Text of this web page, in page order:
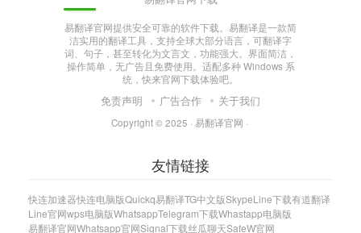
易翻译官网提供安全可靠的软件下载。易翻译是一款简
洁实用的翻译工具，支持全球大部分语言，可翻译字
词、句子，甚至转化为文言文，功能强大。界面简洁，
操作简单，无广告且免费使用。适配多种 Windows 系
统，快来官网下载体验吧。
免责声明 广告合作 关于我们
Copyright © 2025 · 易翻译官网 ·
友情链接
快连加速器快连电脑版Quickq易翻译TG中文版SkypeLine下载有道翻译
Line官网wps电脑版WhatsappTelegram下载Whastapp电脑版
易翻译官网Whatsapp官网Signal下载丝瓜聊天SafeW官网